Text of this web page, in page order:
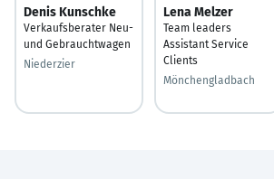
Denis Kunschke
Verkaufsberater Neu-
und Gebrauchtwagen
Niederzier
Lena Melzer
Team leaders
Assistant Service
Clients
Mönchengladbach